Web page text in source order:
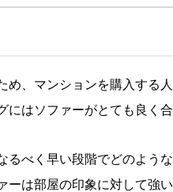
め、マンションを購入する
はソファーがとても良く合
べく早い段階でどのよう
は部屋の印象に対して強い